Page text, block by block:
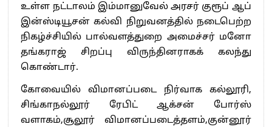
உள்ள நட்டாலம் இம்மானுவேல் அரசர் குரூப் ஆப்
இன்ஸ்டியூசன் கல்வி நிறுவனத்தில் நடைபெற்ற
நிகழ்ச்சியில் பால்வளத்துறை அமைச்சர் மனோ
தங்கராஜ் சிறப்பு விருந்தினராகக் கலந்து
கொண்டார்.
கோவையில் விமானப்படை நிர்வாக கல்லூரி,
சிங்காநல்லூர் ரேபிட் ஆக்சன் போர்ஸ்
வளாகம்,சூலூர் விமானப்படைத்தளம்,குன்னூர்